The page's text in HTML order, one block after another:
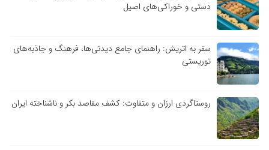
دستی و خوراکی‌های اصیل
سفر به اتریش: راهنمای جامع دیدنی‌ها، فرهنگ و جاذبه‌های
توریستی
روستاگردی ارزان و متفاوت: کشف مقاصد بکر و ناشناخته ایران